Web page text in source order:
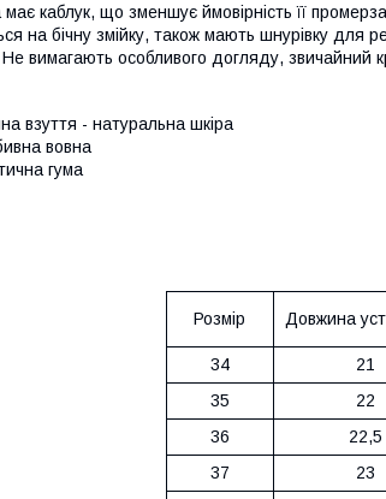
каблук, що зменшує ймовірність її
на бічну змійку, також мають шнурівку для
Не вимагають особливого догляду, звичайний
взуття - натуральна шкіра
вовна
гума
Розмір Довжина
34
21
35
22
36
22,5
37
23